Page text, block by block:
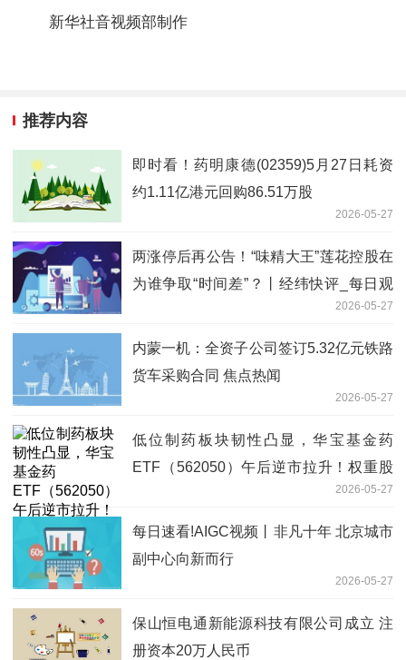
新华社音视频部制作
推荐内容
即时看！药明康德(02359)5月27日耗资
约1.11亿港元回购86.51万股
2026-05-27
两涨停后再公告！“味精大王”莲花控股在
为谁争取“时间差”？丨经纬快评_每日观
2026-05-27
内蒙一机：全资子公司签订5.32亿元铁路
货车采购合同 焦点热闻
2026-05-27
低位制药板块韧性凸显，华宝基金药
ETF（562050）午后逆市拉升！权重股
恒瑞医药冲高4%，中药龙头集体飘红
2026-05-27
每日速看!AIGC视频丨非凡十年 北京城市
副中心向新而行
2026-05-27
保山恒电通新能源科技有限公司成立 注
册资本20万人民币